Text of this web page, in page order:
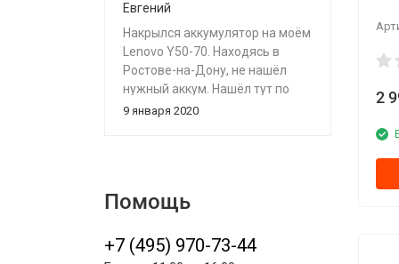
2
Евгений
Накрылся аккумулятор на моём
Lenovo Y50-70. Находясь в
Ростове-на-Дону, не нашёл
нужный аккум. Нашёл тут по
хорошей цене и в наличии.
Встал отлично, на место
Огромное спасибо магазину!
9 января 2020
Помощь
+7 (495) 970-73-44